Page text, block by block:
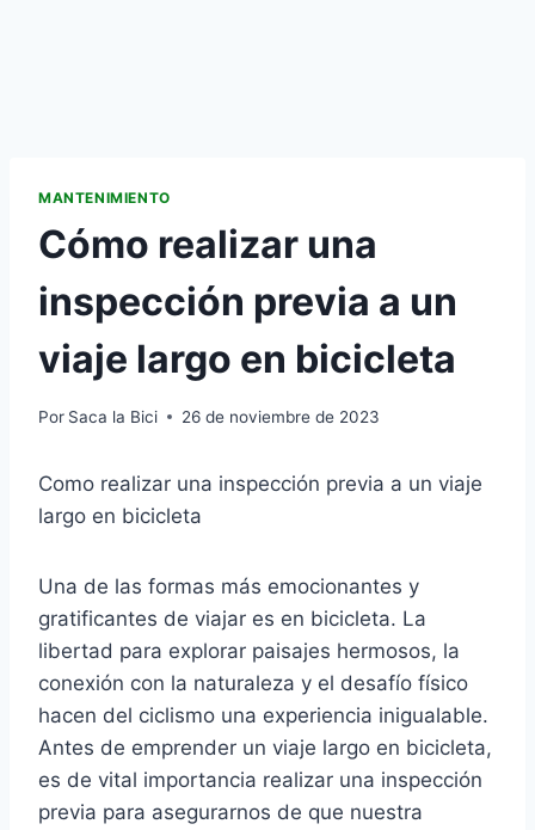
MANTENIMIENTO
Cómo realizar una
inspección previa a un
viaje largo en bicicleta
Por Saca la Bici 26 de noviembre de 2023
Como realizar una inspección previa a un viaje
largo en bicicleta
Una de las formas más emocionantes y
gratificantes de viajar es en bicicleta. La
libertad para explorar paisajes hermosos, la
conexión con la naturaleza y el desafío físico
hacen del ciclismo una experiencia inigualable.
Antes de emprender un viaje largo en bicicleta,
es de vital importancia realizar una inspección
previa para asegurarnos de que nuestra